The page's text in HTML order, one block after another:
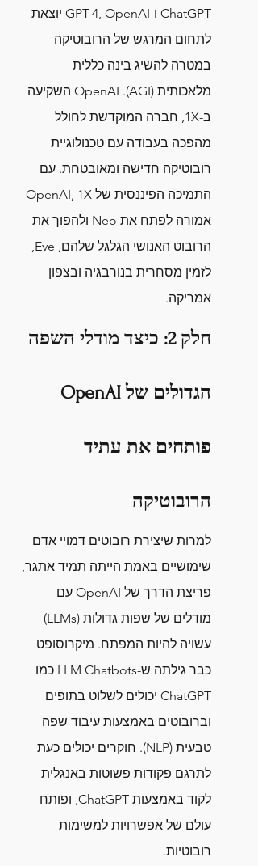
ChatGPT ו-GPT-4, OpenAI יוצאת
לתחום המרגש של הרובוטיקה
במטרה להשיג בינה כללית
מלאכותית (AGI). OpenAI השקיעה
ב-1X, חברה המוקדשת לחולל
מהפכה בעבודה עם טכנולוגיית
רובוטיקה חדישה ומאובטחת. עם
אמורה לפתח את Neo ולהפוך את
לזמין מסחרית בנורבגיה ובצפון
אמריקה.
חלק 2: כיצד מודלי השפה
פותחים את עתיד
הרובוטיקה
למרות שיצירת רובוטים דמויי אדם
שימושיים באמת הייתה תמיד אתגר,
פריצת הדרך של OpenAI עם
מודלים של שפות גדולות (LLMs)
עשויה להיות המפתח. מיקרוסופט
כבר גילתה ש-LLM Chatbots כמו
ChatGPT יכולים לשלוט בתופים
וברובוטים באמצעות עיבוד שפה
טבעית (NLP). חוקרים יכולים כעת
לתרגם פקודות פשוטות באנגלית
לקוד באמצעות ChatGPT, ופותח
עולם של אפשרויות למשימות
רובוטיות.